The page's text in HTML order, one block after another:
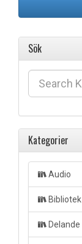
Sök
Kategorier
Audio
Bibliotek
Delande